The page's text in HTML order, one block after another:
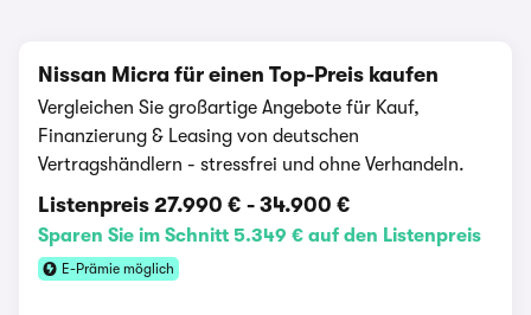
Nissan Micra für einen Top-Preis kaufen
Vergleichen Sie großartige Angebote für Kauf,
Finanzierung & Leasing von deutschen
Vertragshändlern - stressfrei und ohne Verhandeln.
Listenpreis 27.990 € - 34.900 €
Sparen Sie im Schnitt 5.349 € auf den Listenpreis
E-Prämie möglich